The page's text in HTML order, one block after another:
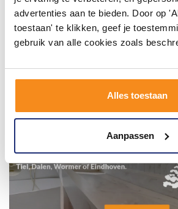
advertenties aan te bieden. Door op
toestaan' te klikken, geef je
gebruik van alle cookies zoals
Alles toestaan
Aanpassen